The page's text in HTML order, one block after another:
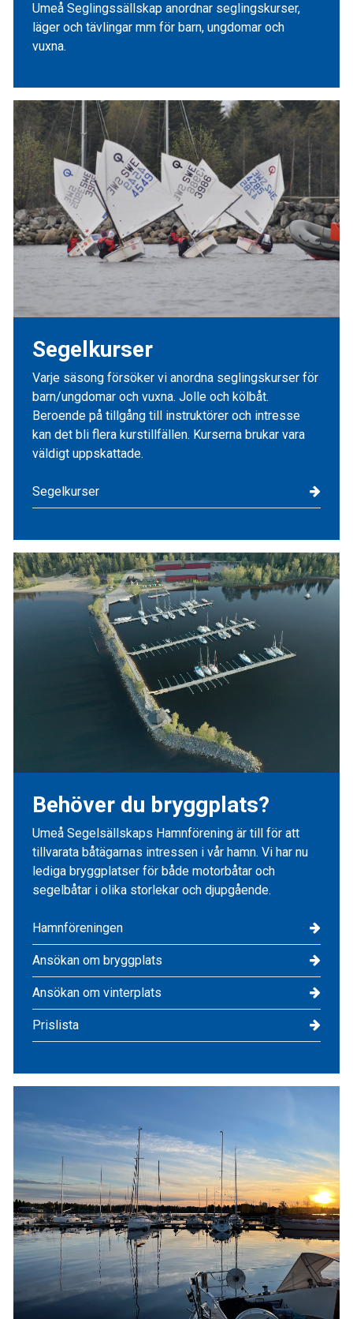
Umeå Seglingssällskap anordnar seglingskurser,
läger och tävlingar mm för barn, ungdomar och
vuxna.
Segelkurser
Varje säsong försöker vi anordna seglingskurser för
barn/ungdomar och vuxna. Jolle och kölbåt.
Beroende på tillgång till instruktörer och intresse
kan det bli flera kurstillfällen. Kurserna brukar vara
väldigt uppskattade.
Segelkurser
Behöver du bryggplats?
Umeå Segelsällskaps Hamnförening är till för att
tillvarata båtägarnas intressen i vår hamn. Vi har nu
lediga bryggplatser för både motorbåtar och
segelbåtar i olika storlekar och djupgående.
Hamnföreningen
Ansökan om bryggplats
Ansökan om vinterplats
Prislista